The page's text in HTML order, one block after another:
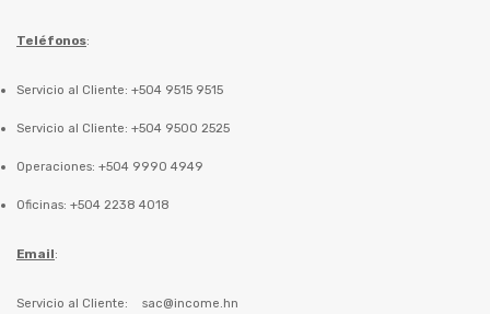
Teléfonos:
Servicio al Cliente: +504 9515 9515
Servicio al Cliente: +504 9500 2525
Operaciones: +504 9990 4949
Oficinas: +504 2238 4018
Email:
Servicio al Cliente: sac@income.hn